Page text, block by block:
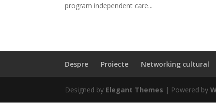
program independent care...
Despre Proiecte Networking cultural
Designed by Elegant Themes | Powered by